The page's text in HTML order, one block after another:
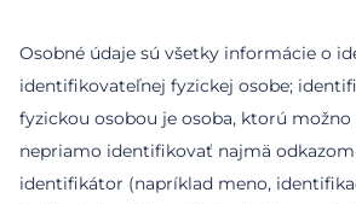
Osobné údaje sú všetky informácie o
identifikovateľnej fyzickej osobe;
fyzickou osobou je osoba, ktorú
nepriamo identifikovať najmä
identifikátor (napríklad meno,